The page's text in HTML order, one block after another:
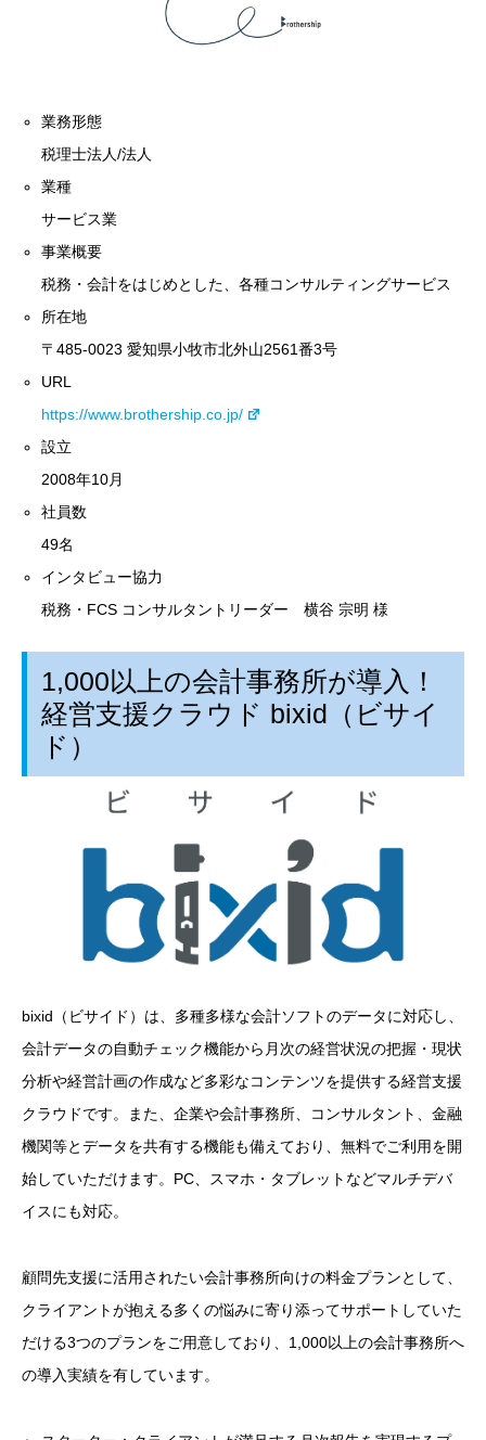
業務形態
税理士法人/法人
業種
サービス業
事業概要
税務・会計をはじめとした、各種コンサルティングサービス
所在地
〒485-0023 愛知県小牧市北外山2561番3号
URL
https://www.brothership.co.jp/
設立
2008年10月
社員数
49名
インタビュー協力
税務・FCS コンサルタントリーダー 横谷 宗明 様
1,000以上の会計事務所が導入！
経営支援クラウド bixid（ビサイ
ド）
bixid（ビサイド）は、多種多様な会計ソフトのデータに対応し、
会計データの自動チェック機能から月次の経営状況の把握・現状
分析や経営計画の作成など多彩なコンテンツを提供する経営支援
クラウドです。また、企業や会計事務所、コンサルタント、金融
機関等とデータを共有する機能も備えており、無料でご利用を開
始していただけます。PC、スマホ・タブレットなどマルチデバ
イスにも対応。
顧問先支援に活用されたい会計事務所向けの料金プランとして、
クライアントが抱える多くの悩みに寄り添ってサポートしていた
だける3つのプランをご用意しており、1,000以上の会計事務所へ
の導入実績を有しています。